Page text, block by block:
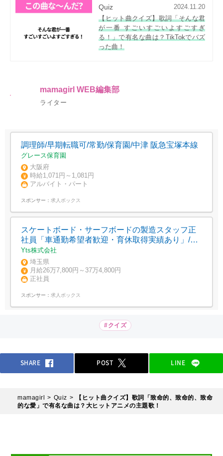
Quiz
2024.11.20
【ヒット曲クイズ】歌詞「そんな君
が一番 すごいすごいよすごすぎ
る！」で有名な曲は？TikTokでバズ
った曲！
mamagirl WEB編集部
ライター
調理師/早期転職可/常勤/保育園/中津 阪急宝塚本線
グレース保育園
大阪府
時給1,071円～1,081円
アルバイト・パート
スポンサー： 求人ボックス
スケートボード・サーフボードの製造スタッフ正
社員「車通勤希望者歓迎・育休取得実績あり」/定
着率高い・さいたま市中央区上落合
Yts株式会社
埼玉県
月給26万7,800円～37万4,800円
正社員
スポンサー： 求人ボックス
#クイズ
SHARE POST LINE
mamagirl Quiz
【ヒット曲クイズ】歌詞「致命的、致命的、致命
的な愛」で有名な曲は？大ヒットアニメの主題歌！